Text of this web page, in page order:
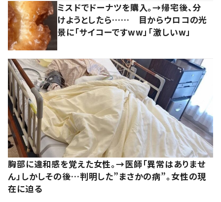
ミスドでドーナツを購入。→帰宅後、分
けようとしたら…… 目からウロコの光
景に「サイコーですww」「激しいw」
胸部に違和感を覚えた女性。→医師「異常はありませ
ん」しかしその後…判明した”まさかの病”。女性の現
在に迫る